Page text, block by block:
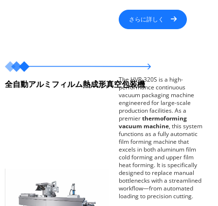
さらに詳しく
全自動アルミフィルム熱成形真空包装機The HVR-320S is a high-
performance continuous
vacuum packaging machine
engineered for large-scale
production facilities. As a
premierthermoforming
vacuum machine, this system
functions as a fully automatic
film forming machine that
excels in both aluminum film
cold forming and upper film
heat forming. It is specifically
designed to replace manual
bottlenecks with a streamlined
workflow—from automated
loading to precision cutting.